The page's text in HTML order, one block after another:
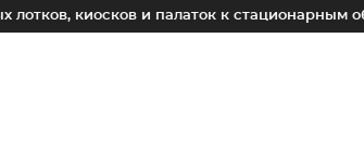
и палаток к стационарным объектам